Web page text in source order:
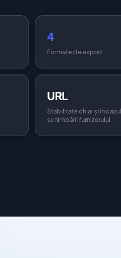
4
Formate de export
URL
Stabilitate chiar și în cazul
schimbării furnizorului